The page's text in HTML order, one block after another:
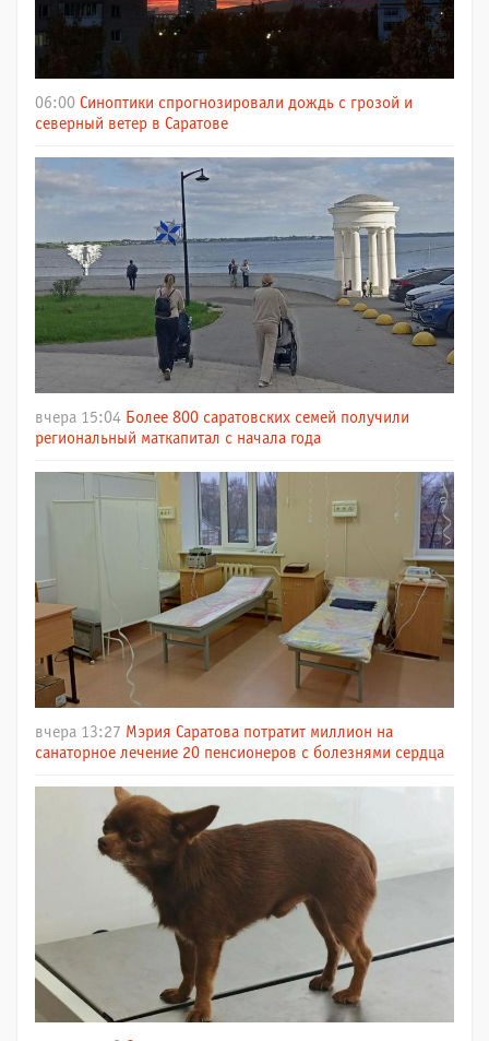
06:00 Синоптики спрогнозировали дождь с грозой и
северный ветер в Саратове
вчера 15:04 Более 800 саратовских семей получили
региональный маткапитал с начала года
вчера 13:27 Мэрия Саратова потратит миллион на
санаторное лечение 20 пенсионеров с болезнями сердца